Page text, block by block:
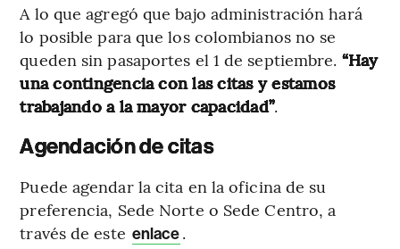
A lo que agregó que bajo administración hará
lo posible para que los colombianos no se
queden sin pasaportes el 1 de septiembre. “Hay
una contingencia con las citas y estamos
trabajando a la mayor capacidad”.
Agendación de citas
Puede agendar la cita en la oficina de su
preferencia, Sede Norte o Sede Centro, a
través de este enlace.